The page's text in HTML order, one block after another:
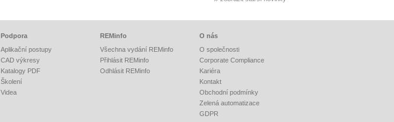
Podpora
Aplikační postupy
CAD výkresy
Katalogy PDF
Školení
Videa
REMinfo
Všechna vydání REMinfo
Přihlásit REMinfo
Odhlásit REMinfo
O nás
O společnosti
Corporate Compliance
Kariéra
Kontakt
Obchodní podmínky
Zelená automatizace
GDPR